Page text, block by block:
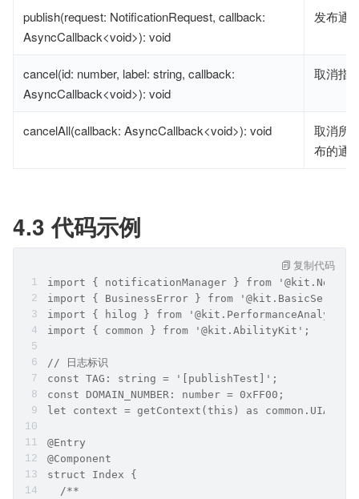
publish(request: NotificationRequest, callback:
AsyncCallback<void>): void
发布通
cancel(id: number, label: string, callback:
AsyncCallback<void>): void
取消指
cancelAll(callback: AsyncCallback<void>): void
取消所
布的通
4.3 代码示例
import { notificationManager } from
import { BusinessError } from
import { hilog } from
import { common } from '@kit.AbilityKit';
// 日志标识
const TAG: string = '[publishTest]';
const DOMAIN_NUMBER: number = 0xFF00;
let context = getContext(this) as
@Entry
@Component
struct Index {
  /**
复制代码